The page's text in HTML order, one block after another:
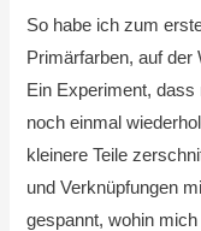
So habe ich zum
Primärfarben, auf der
Ein Experiment,
noch einmal
kleinere Teile
und Verknüpfungen
gespannt, wohin